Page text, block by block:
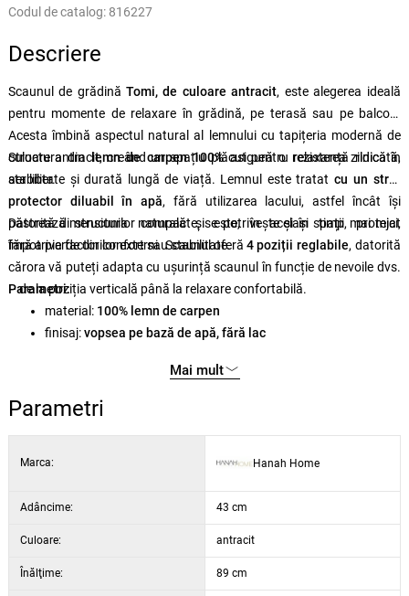
Codul de catalog: 816227
Descriere
Scaunul de grădină Tomi, de culoare antracit, este alegerea ideală
pentru momente de relaxare în grădină, pe terasă sau pe balcon.
Acesta îmbină aspectul natural al lemnului cu tapițeria modernă de
culoare antracit, creând un spațiu plăcut pentru relaxarea zilnică în
aer liber.
Structura dinlemn de carpen 100%asigură o rezistență ridicată,
stabilitate și durată lungă de viață. Lemnul este tratat cu un strat
protector diluabil în apă, fără utilizarea lacului, astfel încât își
păstrează structura naturală și este, în același timp, protejat
împotriva factorilor externi. Scaunul oferă 4 poziții reglabile, datorită
cărora vă puteți adapta cu ușurință scaunul în funcție de nevoile dvs.
– de la poziția verticală până la relaxare confortabilă.
Datorită dimensiunilor compacte, se potrivește și în spații mai mici,
fără a pierde din confort sau stabilitate.
Parametri:
material: 100% lemn de carpen
finisaj:vopsea pe bază de apă, fără lac
45 × 89 × 43 cm(l × î × ad)
culoare:
antracit
Mai mult
Parametri
Marca: Hanah Home
Adâncime: 43 cm
Culoare: antracit
Înălţime: 89 cm